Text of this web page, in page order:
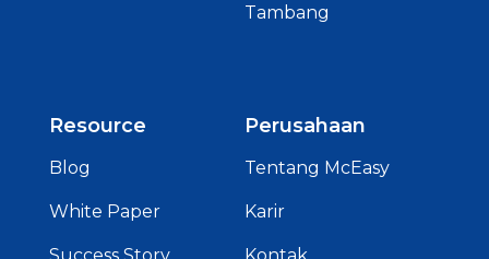
Tambang
Resource
Blog
White Paper
Perusahaan
Tentang McEasy
Karir